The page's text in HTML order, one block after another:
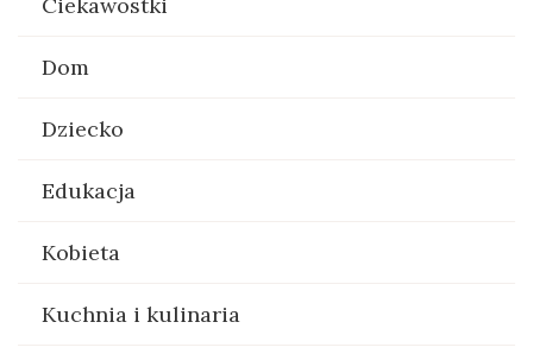
Dom
Dziecko
Edukacja
Kobieta
Kuchnia i kulinaria